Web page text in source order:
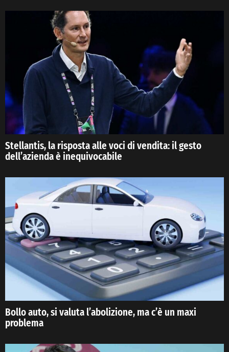
Stellantis, la risposta alle voci di vendita: il gesto
dell’azienda è inequivocabile
Bollo auto, si valuta l’abolizione, ma c’è un maxi
problema